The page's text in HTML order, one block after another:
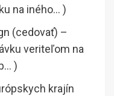
na iného… )
(cedovať) –
veriteľom na
)
krajín